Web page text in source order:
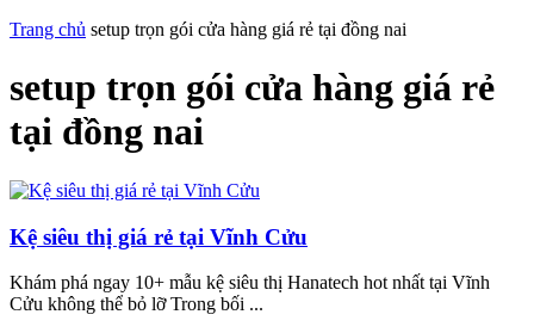
Trang chủ setup trọn gói cửa hàng giá rẻ tại đồng nai
setup trọn gói cửa hàng giá rẻ
tại đồng nai
Kệ siêu thị giá rẻ tại Vĩnh Cửu
Khám phá ngay 10+ mẫu kệ siêu thị Hanatech hot nhất tại Vĩnh
Cửu không thể bỏ lỡ Trong bối ...